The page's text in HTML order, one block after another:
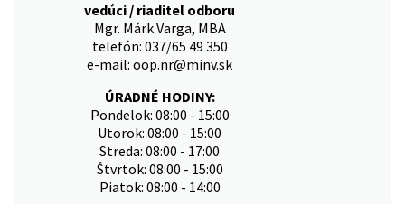
vedúci / riaditeľ odboru
Mgr. Márk Varga, MBA
telefón: 037/65 49 350
e-mail: oop.nr@minv.sk
ÚRADNÉ HODINY:
Pondelok: 08:00 - 15:00
Utorok: 08:00 - 15:00
Streda: 08:00 - 17:00
Štvrtok: 08:00 - 15:00
Piatok: 08:00 - 14:00